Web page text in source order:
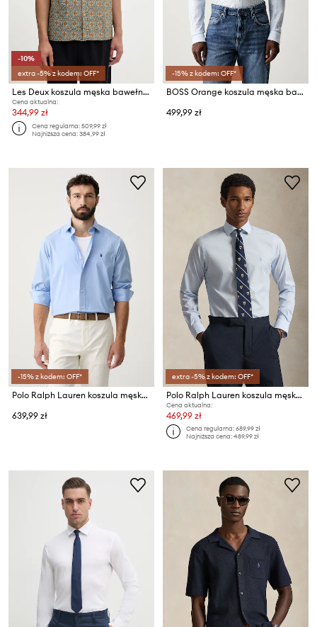
-10%
extra -5% z kodem: OFF*
Les Deux koszula męska bawełniana Lukas
Cena aktualna:
344,99 zł
Cena regularna:509,99 zł
Najniższa cena:384,99 zł
-15% z kodem: OFF*
BOSS Orange koszula męska bawełniana Mysoft_2_M
499,99 zł
-15% z kodem: OFF*
Polo Ralph Lauren koszula męska bawełniana
639,99 zł
extra -5% z kodem: OFF*
Polo Ralph Lauren koszula męska bawełniana
Cena aktualna:
469,99 zł
Cena regularna:689,99 zł
Najniższa cena:489,99 zł